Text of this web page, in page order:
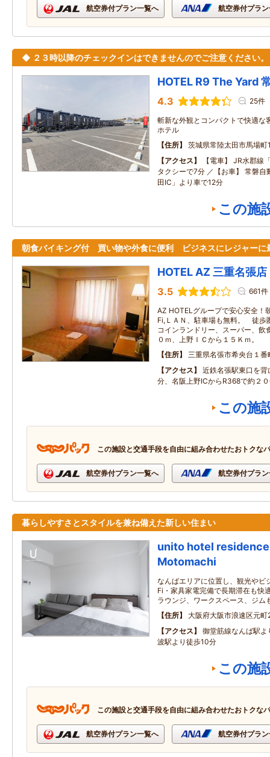
航空券付プラン一覧へ 航空券付プラ
◆ ２３時以降のチェックインはできませんのでご注意ください。
HOTEL R9 The Yard
4.3 25件
斬新な外観とコンパクトで快適な
ホテル
住所
茨城県常陸太田市馬場町
アクセス
【電車】 JR水郡線
タクシーで7分 ／【お車】 常磐自
田IC」より車で12分
この施
朝食バイキング付 買い物や外食に便利 ビジネスにレジャーに
HOTEL AZ 三重名張店
3.5 661件
AZ HOTELグループで安心安全！
Fi,ＬＡＮ、駐車場も無料。 徒歩
コインランドリー、スーパー、飲
０ｍ、上野ＩＣから１５Ｋｍ。
住所
三重県名張市希央台１番
アクセス
近鉄名張駅東口を
分、名阪上野ICからR368で約２
この施
この施設と交通手段を自由に組み合わせたおトクな
航空券付プラン一覧へ 航空券付プラ
暮らしやすさとスタイルを兼ね備えた新しい住まい
unito hotel residence
Motomachi
なんばエリアに位置し、観光やビ
Fi・家具家電完備で長期滞在も快
ラウンジ、ワークスペース、ジム
住所
大阪府大阪市浪速区元町
アクセス
御堂筋線なんば駅
波駅より徒歩10分
この施
この施設と交通手段を自由に組み合わせたおトクな
航空券付プラン一覧へ 航空券付プラ